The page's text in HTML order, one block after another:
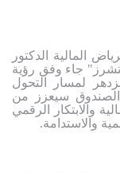
المالية الدكتور
الشويعر أن إنشاء صندوق "1957 فنتشرز" جاء وفق رؤية
لمسار التحول
الصندوق سيعزز من
والابتكار الرقمي
والاستدامة.